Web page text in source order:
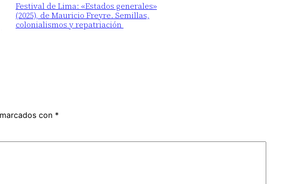
Festival de Lima: «Estados generales»
(2025), de Mauricio Freyre. Semillas,
colonialismos y repatriación
con *